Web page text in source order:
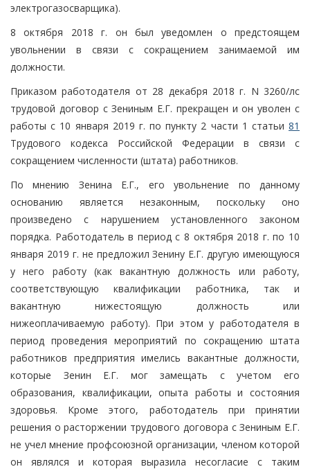
электрогазосварщика).
8 октября 2018 г. он был уведомлен о предстоящем
увольнении в связи с сокращением занимаемой им
должности.
Приказом работодателя от 28 декабря 2018 г. N 3260/лс
трудовой договор с Зениным Е.Г. прекращен и он уволен с
работы с 10 января 2019 г. по пункту 2 части 1 статьи 81
Трудового кодекса Российской Федерации в связи с
сокращением численности (штата) работников.
По мнению Зенина Е.Г., его увольнение по данному
основанию является незаконным, поскольку оно
произведено с нарушением установленного законом
порядка. Работодатель в период с 8 октября 2018 г. по 10
января 2019 г. не предложил Зенину Е.Г. другую имеющуюся
у него работу (как вакантную должность или работу,
соответствующую квалификации работника, так и
вакантную нижестоящую должность или
нижеоплачиваемую работу). При этом у работодателя в
период проведения мероприятий по сокращению штата
работников предприятия имелись вакантные должности,
которые Зенин Е.Г. мог замещать с учетом его
образования, квалификации, опыта работы и состояния
здоровья. Кроме этого, работодатель при принятии
решения о расторжении трудового договора с Зениным Е.Г.
не учел мнение профсоюзной организации, членом которой
он являлся и которая выразила несогласие с таким